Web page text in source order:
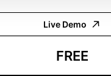
Live Demo
FREE